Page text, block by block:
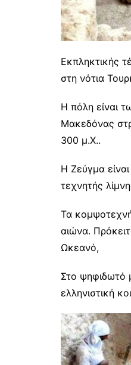
Εκπληκτικής
στη νότια
Η πόλη είναι
Μακεδόνας
300 μ.Χ..
Η Ζεύγμα
τεχνητής
Τα
αιώνα.
Ωκεανό,
Στο ψηφιδωτό
ελληνιστική